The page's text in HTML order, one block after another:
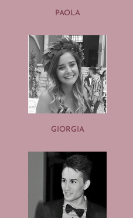
PAOLA
GIORGIA